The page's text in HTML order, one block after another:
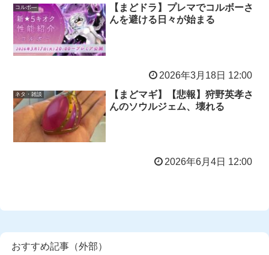
コルボ―
【まどドラ】プレマでコルボーさ
んを避ける日々が始まる
2026年3月18日 12:00
ネタ・雑談
【まどマギ】【悲報】狩野英孝さ
んのソウルジェム、壊れる
2026年6月4日 12:00
おすすめ記事（外部）